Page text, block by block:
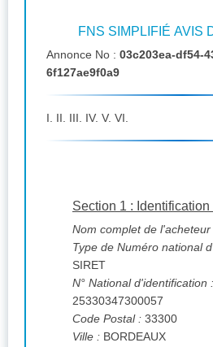
FNS SIMPLIFIÉ AVIS
Annonce No : 03c203ea-df54-
6f127ae9f0a9
I. II. III. IV. V. VI.
Section 1 :
Nom complet de l'acheteur
Type de Numéro national
SIRET
N° National d'identification :
25330347300057
Code Postal : 33300
Ville : BORDEAUX